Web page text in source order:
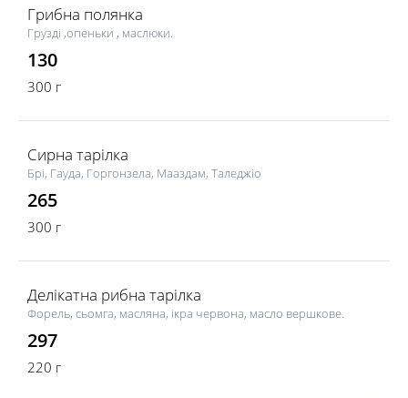
Грибна полянка
Грузді ,опеньки , маслюки.
130
300 г
Сирна тарілка
Брі, Гауда, Горгонзела, Мааздам, Таледжіо
265
300 г
Делікатна рибна тарілка
Форель, сьомга, масляна, ікра червона, масло вершкове.
297
220 г